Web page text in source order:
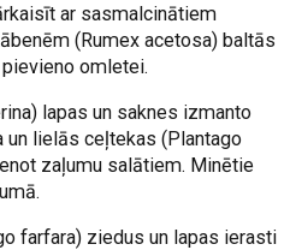
ar sasmalcinātiem
(Rumex acetosa) baltās
omletei.
lapas un saknes izmanto
un lielās ceļtekas (Plantago
zaļumu salātiem. Minētie
farfara) ziedus un lapas ierasti